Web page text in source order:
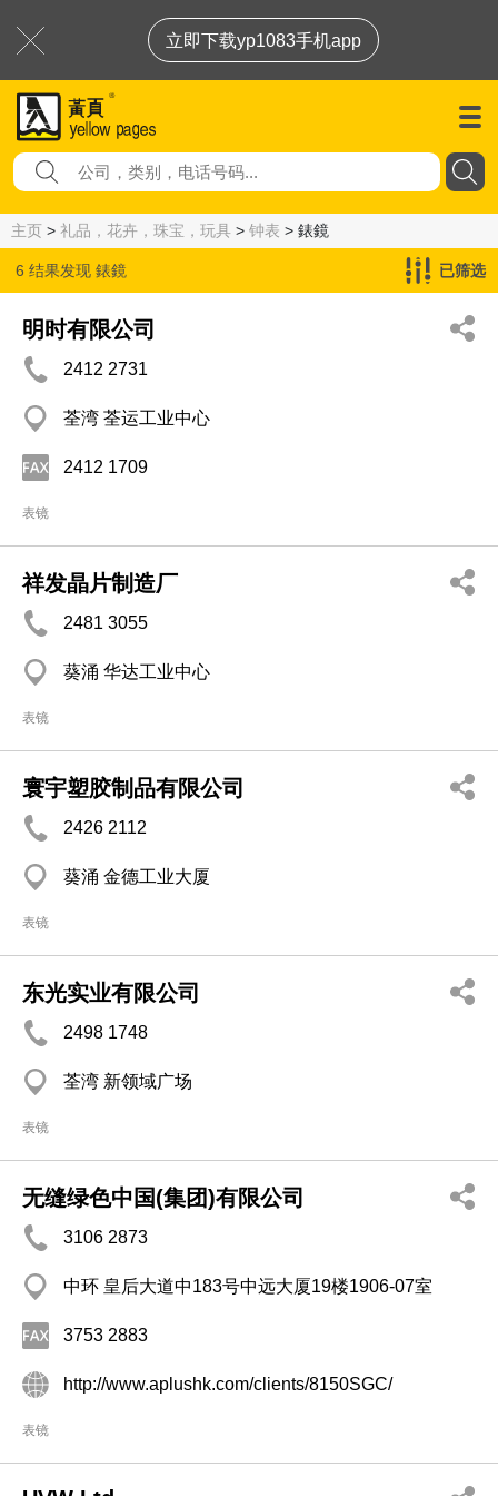
立即下载yp1083手机app
主页 > 礼品，花卉，珠宝，玩具 > 钟表 > 錶鏡
6 结果发现 錶鏡 已筛选
明时有限公司
2412 2731
荃湾 荃运工业中心
2412 1709
表镜
祥发晶片制造厂
2481 3055
葵涌 华达工业中心
表镜
寰宇塑胶制品有限公司
2426 2112
葵涌 金德工业大厦
表镜
东光实业有限公司
2498 1748
荃湾 新领域广场
表镜
无缝绿色中国(集团)有限公司
3106 2873
中环 皇后大道中183号中远大厦19楼1906-07室
3753 2883
http://www.aplushk.com/clients/8150SGC/
表镜